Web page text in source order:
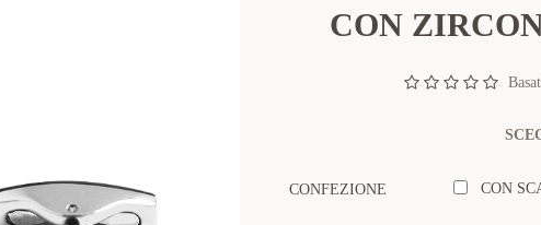
CON
CONFEZIONE CON